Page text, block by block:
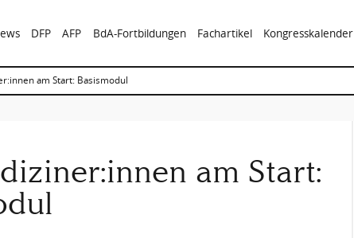
DFP AFP BdA-Fortbildungen Fachartikel Kongresskalender
am Start: Basismodul
am Start: